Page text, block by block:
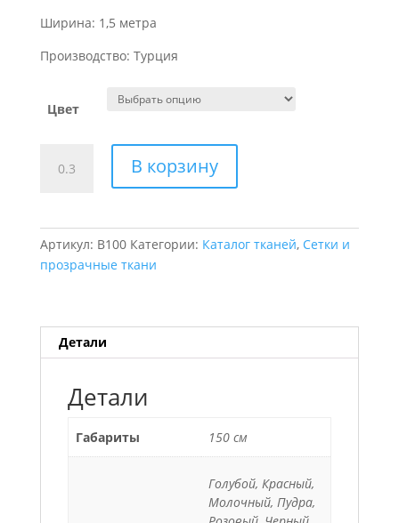
Ширина: 1,5 метра
Производство: Турция
Цвет
товара
Dot
В корзину
Артикул: B100 Категории: Каталог тканей, Сетки и
прозрачные ткани
Детали
Детали
Габариты 150 см
Голубой, Красный,
Молочный, Пудра,